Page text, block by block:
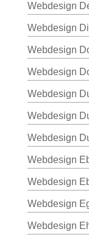
Webdesign
Webdesign
Webdesign
Webdesign
Webdesign
Webdesign
Webdesign
Webdesign
Webdesign
Webdesign
Webdesign